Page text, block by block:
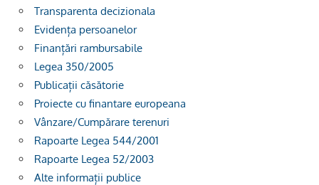
Transparenta decizionala
Evidența persoanelor
Finanțări rambursabile
Legea 350/2005
Publicații căsătorie
Proiecte cu finantare europeana
Vânzare/Cumpărare terenuri
Rapoarte Legea 544/2001
Rapoarte Legea 52/2003
Alte informații publice